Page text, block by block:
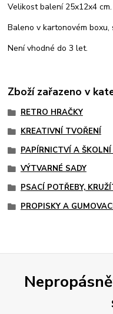
Velikost balení 25x12x4 cm.
Baleno v kartonovém boxu,
Není vhodné do 3 let.
Zboží zařazeno v
RETRO HRAČKY
KREATIVNÍ TVOŘENÍ
PAPÍRNICTVÍ A ŠKOLNÍ
VÝTVARNÉ SADY
PSACÍ POTŘEBY,
PROPISKY A